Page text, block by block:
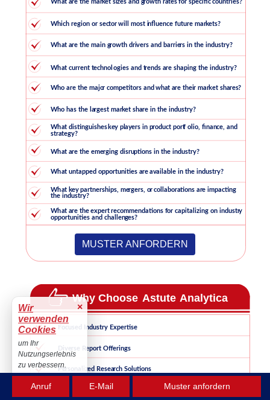
MUSTER ANFORDERN
Anruf E-Mail Muster anfordern
Wir
verwenden
Cookies
×
um Ihr
Nutzungserlebnis
zu verbessern.